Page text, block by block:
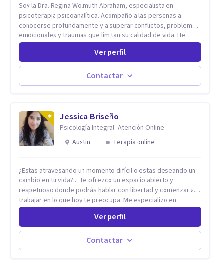
Soy la Dra. Regina Wolmuth Abraham, especialista en
psicoterapia psicoanalítica. Acompaño a las personas a
conocerse profundamente y a superar conflictos, problemas
emocionales y traumas que limitan su calidad de vida. He
trabajado en reconocidas instituciones como el Hospital
Psiquiátrico San Rafael, Instituto Psiquiátrico MENDAO, San
Bernardino, Hospital Psiquiátrico Infantil y el Centro de
Integración Juvenil. Además, tuve el privilegio de colaborar
en comunidades como Olivar del Conde y Xochimilco, lo que
Ver perfil
Contactar
Jessica Briseño
Psicología Integral -Atención Online
Austin
Terapia online
¿Estas atravesando un momento difícil o estas deseando un
cambio en tu vida?... Te ofrezco un espacio abierto y
respetuoso donde podrás hablar con libertad y comenzar a
trabajar en lo que hoy te preocupa. Me especializo en
Trastornos de Ansiedad y a lo largo de mi experiencia
profesional he acompañado a muchas Familias y Parejas con
distintas problemáticas como el manejo del estrés,
Autoestima, Gestión de la Ira, Depresión, Retos en la Crianza,
Codependencia, Celos, entre otros. Cuento con más de 12
Ver perfil
Contactar